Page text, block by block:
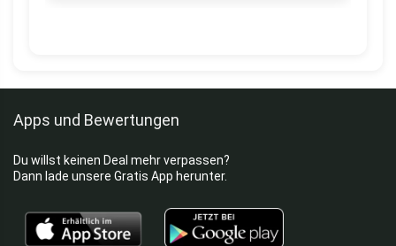
Apps und Bewertungen
Du willst keinen Deal mehr verpassen?
Dann lade unsere Gratis App herunter.